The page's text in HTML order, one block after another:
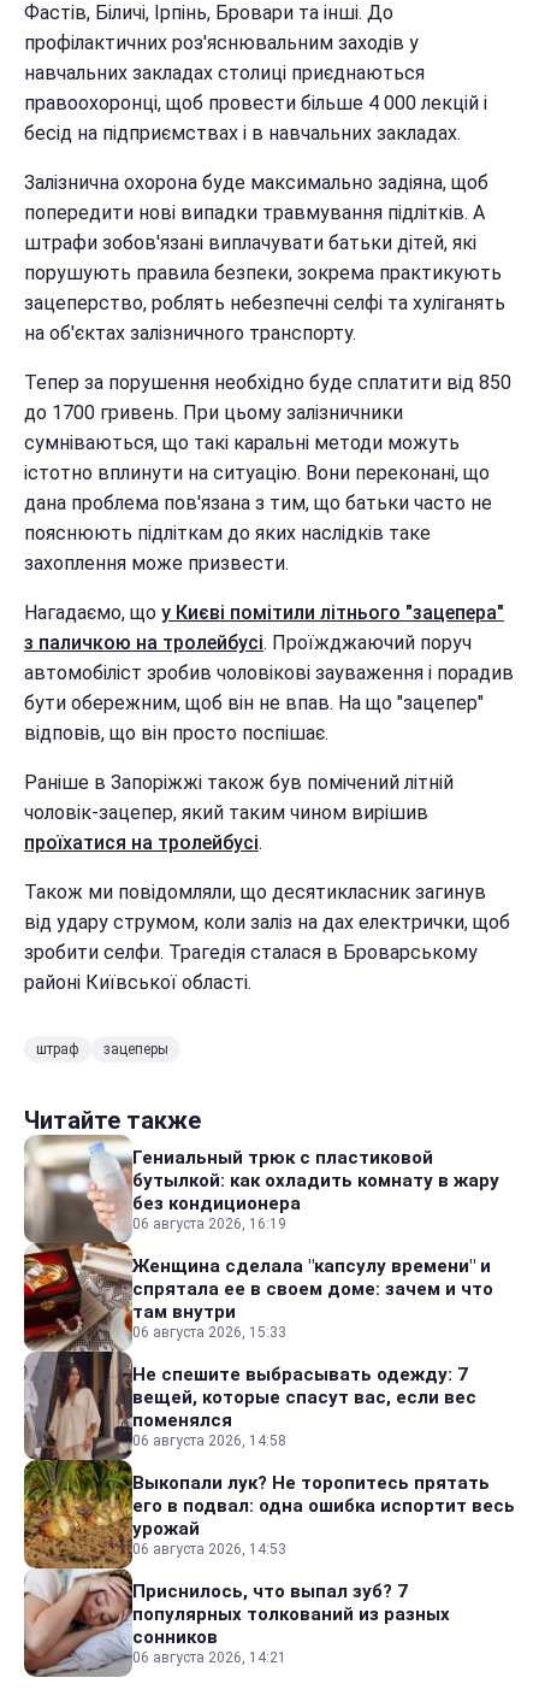
Фастів, Біличі, Ірпінь, Бровари та інші. До
профілактичних роз'яснювальним заходів у
навчальних закладах столиці приєднаються
правоохоронці, щоб провести більше 4 000 лекцій і
бесід на підприємствах і в навчальних закладах.
Залізнична охорона буде максимально задіяна, щоб
попередити нові випадки травмування підлітків. А
штрафи зобов'язані виплачувати батьки дітей, які
порушують правила безпеки, зокрема практикують
зацеперство, роблять небезпечні селфі та хуліганять
на об'єктах залізничного транспорту.
Тепер за порушення необхідно буде сплатити від 850
до 1700 гривень. При цьому залізничники
сумніваються, що такі каральні методи можуть
істотно вплинути на ситуацію. Вони переконані, що
дана проблема пов'язана з тим, що батьки часто не
пояснюють підліткам до яких наслідків таке
захоплення може призвести.
Нагадаємо, що у Києві помітили літнього "зацепера"
з паличкою на тролейбусі. Проїжджаючий поруч
автомобіліст зробив чоловікові зауваження і порадив
бути обережним, щоб він не впав. На що "зацепер"
відповів, що він просто поспішає.
Раніше в Запоріжжі також був помічений літній
чоловік-зацепер, який таким чином вирішив
проїхатися на тролейбусі.
Також ми повідомляли, що десятикласник загинув
від удару струмом, коли заліз на дах електрички, щоб
зробити селфи. Трагедія сталася в Броварському
районі Київської області.
штраф зацеперы
Читайте также
Гениальный трюк с пластиковой
бутылкой: как охладить комнату в жару
без кондиционера
06 августа 2026, 16:19
Женщина сделала "капсулу времени" и
спрятала ее в своем доме: зачем и что
там внутри
06 августа 2026, 15:33
Не спешите выбрасывать одежду: 7
вещей, которые спасут вас, если вес
поменялся
06 августа 2026, 14:58
Выкопали лук? Не торопитесь прятать
его в подвал: одна ошибка испортит весь
урожай
06 августа 2026, 14:53
Приснилось, что выпал зуб? 7
популярных толкований из разных
сонников
06 августа 2026, 14:21